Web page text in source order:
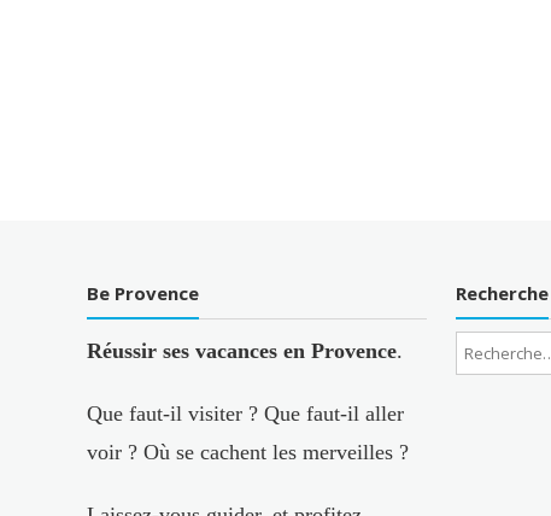
Be Provence
Réussir ses vacances en Provence.
Que faut-il visiter ? Que faut-il aller
voir ? Où se cachent les merveilles ?
Recherche